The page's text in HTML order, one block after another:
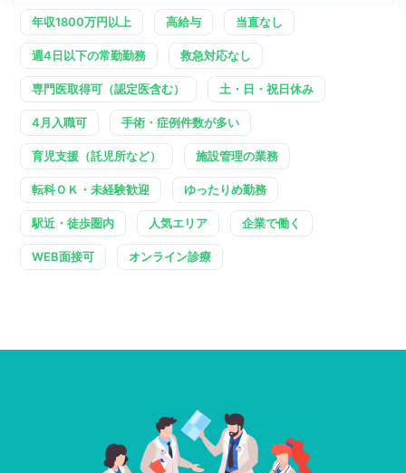
年収1800万円以上 高給与 当直なし
週4日以下の常勤勤務 救急対応なし
専門医取得可（認定医含む） 土・日・祝日休み
4月入職可 手術・症例件数が多い
育児支援（託児所など） 施設管理の業務
転科ＯＫ・未経験歓迎 ゆったりめ勤務
駅近・徒歩圏内 人気エリア 企業で働く
WEB面接可 オンライン診療